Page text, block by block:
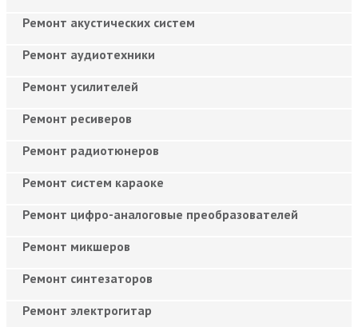
Ремонт акустических систем
Ремонт аудиотехники
Ремонт усилителей
Ремонт ресиверов
Ремонт радиотюнеров
Ремонт систем караоке
Ремонт цифро-аналоговые преобразователей
Ремонт микшеров
Ремонт синтезаторов
Ремонт электрогитар